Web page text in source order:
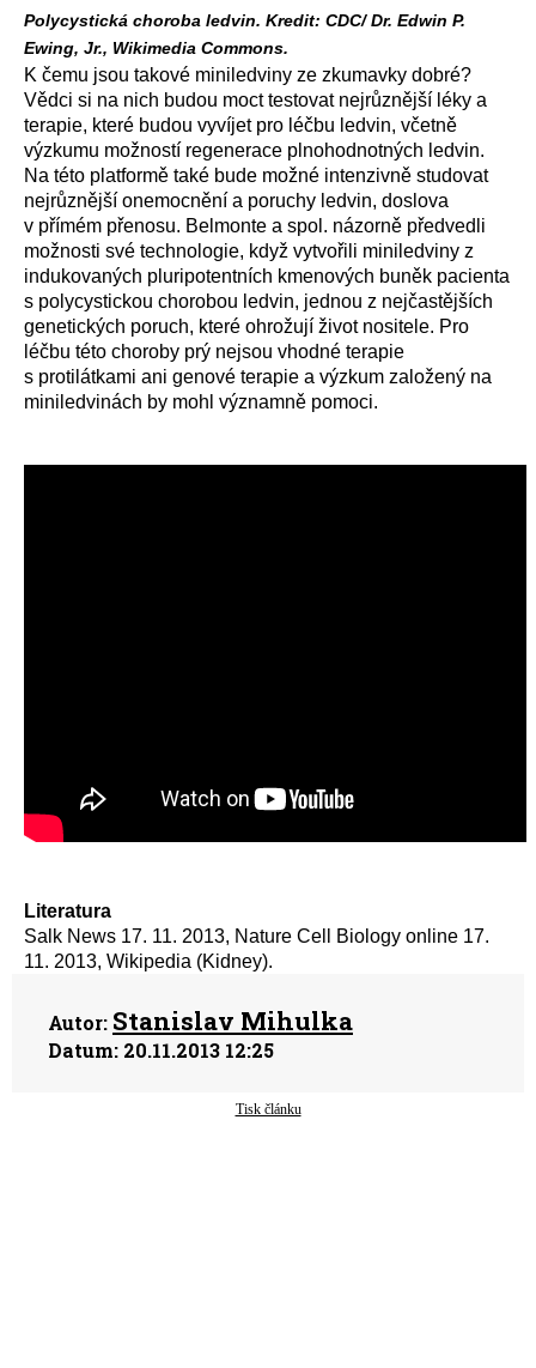
Polycystická choroba ledvin. Kredit: CDC/ Dr. Edwin P.
Ewing, Jr., Wikimedia Commons.
K čemu jsou takové miniledviny ze zkumavky dobré?
Vědci si na nich budou moct testovat nejrůznější léky a
terapie, které budou vyvíjet pro léčbu ledvin, včetně
výzkumu možností regenerace plnohodnotných ledvin.
Na této platformě také bude možné intenzivně studovat
nejrůznější onemocnění a poruchy ledvin, doslova
v přímém přenosu. Belmonte a spol. názorně předvedli
možnosti své technologie, když vytvořili miniledviny z
indukovaných pluripotentních kmenových buněk pacienta
s polycystickou chorobou ledvin, jednou z nejčastějších
genetických poruch, které ohrožují život nositele. Pro
léčbu této choroby prý nejsou vhodné terapie
s protilátkami ani genové terapie a výzkum založený na
miniledvinách by mohl významně pomoci.
Literatura
Salk News 17. 11. 2013, Nature Cell Biology online 17.
11. 2013, Wikipedia (Kidney).
Autor: Stanislav Mihulka
Datum: 20.11.2013 12:25
Tisk článku